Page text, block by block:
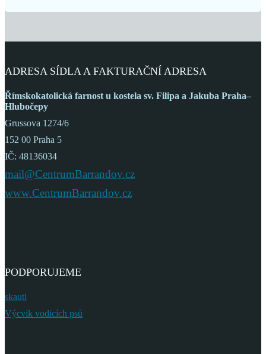
ADRESA SÍDLA A FAKTURAČNÍ ADRESA
Římskokatolická farnost u kostela sv. Filipa a Jakuba Praha–
Hlubočepy
Grussova 1274/6
152 00 Praha 5
IČ: 48136034
mail@CentrumBarrandov.cz
www.CentrumBarrandov.cz
PODPORUJEME
skauti
Výcvik vodicích psů